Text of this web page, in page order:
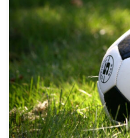
Adidas hat die offiziellen EM-
Nationalmannschaft
im Juni und Juli in einem […]